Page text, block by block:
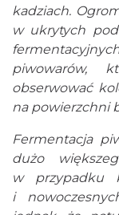
kadziach.
w ukrytych
piwowarów,
obserwować
na powierzchni
Fermentacja
dużo
w przypadku
i